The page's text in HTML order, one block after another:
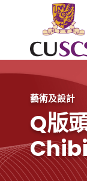
Skip to main
The
藝術及設計
Q版